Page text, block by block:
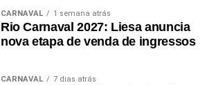
CARNAVAL 1 semana atrás
Rio Carnaval 2027: Liesa anuncia
nova etapa de venda de ingressos
CARNAVAL 7 dias atrás